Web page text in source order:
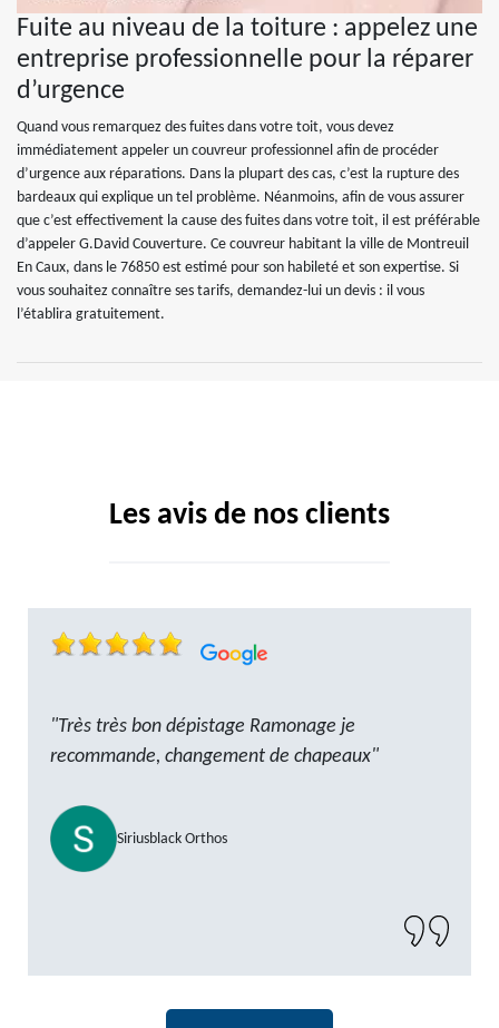
Fuite au niveau de la toiture : appelez une
entreprise professionnelle pour la réparer
d’urgence
Quand vous remarquez des fuites dans votre toit, vous devez
immédiatement appeler un couvreur professionnel afin de procéder
d’urgence aux réparations. Dans la plupart des cas, c’est la rupture des
bardeaux qui explique un tel problème. Néanmoins, afin de vous assurer
que c’est effectivement la cause des fuites dans votre toit, il est préférable
d’appeler G.David Couverture. Ce couvreur habitant la ville de Montreuil
En Caux, dans le 76850 est estimé pour son habileté et son expertise. Si
vous souhaitez connaître ses tarifs, demandez-lui un devis : il vous
l’établira gratuitement.
Les avis de nos clients
"Très très bon dépistage Ramonage je
recommande, changement de chapeaux"
Siriusblack Orthos